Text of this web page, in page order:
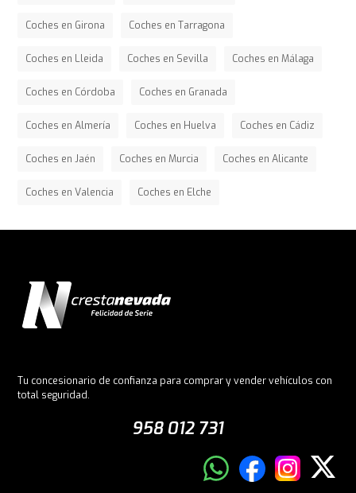
Coches en Girona Coches en Tarragona
Coches en Lleida Coches en Sevilla Coches en Málaga
Coches en Córdoba Coches en Granada
Coches en Almería Coches en Huelva Coches en Cádiz
Coches en Jaén Coches en Murcia Coches en Alicante
Coches en Valencia Coches en Elche
Tu concesionario de confianza para comprar y vender vehículos con
total seguridad.
958 012 731